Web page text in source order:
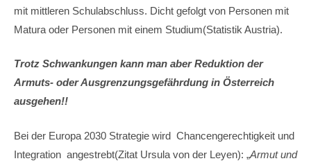
mit mittleren Schulabschluss. Dicht gefolgt von Personen mit
Matura oder Personen mit einem Studium(Statistik Austria).
Trotz Schwankungen kann man aber Reduktion der
Armuts- oder Ausgrenzungsgefährdung in Österreich
ausgehen!!
Bei der Europa 2030 Strategie wird Chancengerechtigkeit und
Integration angestrebt(Zitat Ursula von der Leyen): „Armut und